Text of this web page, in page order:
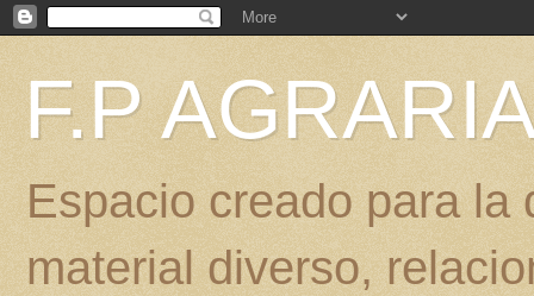
F.P
Espacio creado para
material diverso,